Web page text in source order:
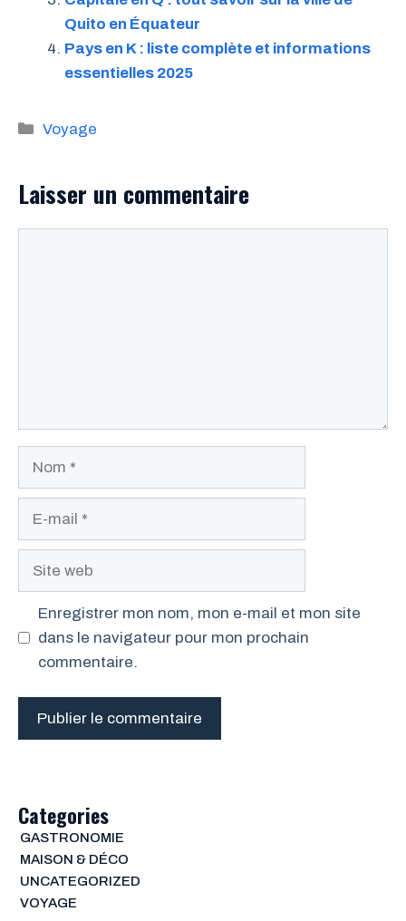
Quito en Équateur
Pays en K : liste complète et informations
essentielles 2025
Catégories
Voyage
Laisser un commentaire
Enregistrer mon nom, mon e-mail et mon site
dans le navigateur pour mon prochain
commentaire.
Categories
GASTRONOMIE
MAISON & DÉCO
UNCATEGORIZED
VOYAGE